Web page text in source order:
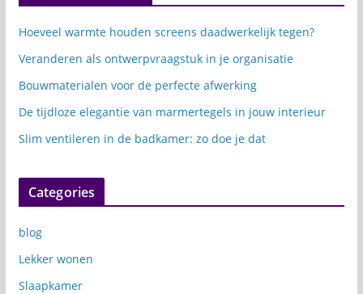
Hoeveel warmte houden screens daadwerkelijk tegen?
Veranderen als ontwerpvraagstuk in je organisatie
Bouwmaterialen voor de perfecte afwerking
De tijdloze elegantie van marmertegels in jouw interieur
Slim ventileren in de badkamer: zo doe je dat
Categories
blog
Lekker wonen
Slaapkamer